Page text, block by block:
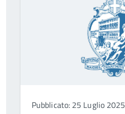
Pubblicato: 25 Luglio 2025